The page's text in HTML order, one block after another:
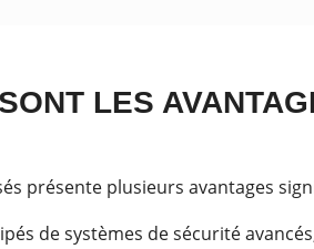
LES
présente plusieurs avantages
de systèmes de sécurité